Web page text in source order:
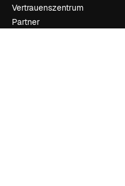
Vertrauenszentrum
Partner